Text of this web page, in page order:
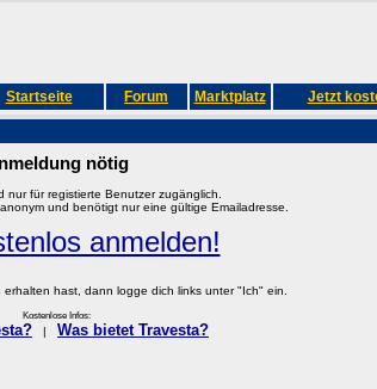
Startseite Forum Marktplatz Jetzt
nötig
nur für registierte Benutzer zugänglich.
und benötigt nur eine gültige Emailadresse.
anmelden!
hast, dann logge dich links unter "Ich" ein.
Kostenlose Infos:
Was bietet Travesta?